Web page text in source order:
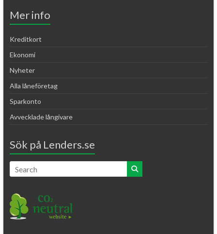
Mer info
Kreditkort
Ekonomi
Nyheter
Alla låneföretag
Sparkonto
Avvecklade långivare
Sök på Lenders.se